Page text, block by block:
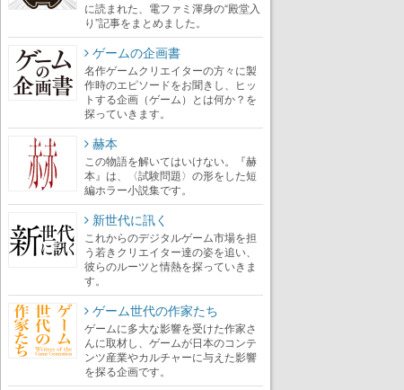
に読まれた、電ファミ渾身の“殿堂入
り”記事をまとめました。
ゲームの企画書
名作ゲームクリエイターの方々に製
作時のエピソードをお聞きし、ヒッ
トする企画（ゲーム）とは何か？を
探っていきます。
赫本
この物語を解いてはいけない。『赫
本』は、〈試験問題〉の形をした短
編ホラー小説集です。
新世代に訊く
これからのデジタルゲーム市場を担
う若きクリエイター達の姿を追い、
彼らのルーツと情熱を探っていきま
す。
ゲーム世代の作家たち
ゲームに多大な影響を受けた作家さ
んに取材し、ゲームが日本のコンテ
ンツ産業やカルチャーに与えた影響
を探る企画です。